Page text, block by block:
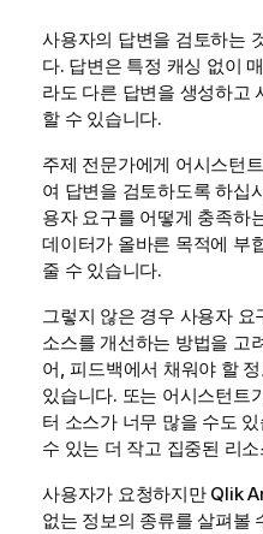
사용자의 답변을 검토하는
다. 답변은 특정 캐싱 없이
라도 다른 답변을 생성하고
할 수 있습니다.
주제 전문가에게 어시스턴
여 답변을 검토하도록 하십
용자 요구를 어떻게 충족하
데이터가 올바른 목적에 부
줄 수 있습니다.
그렇지 않은 경우 사용자
소스를 개선하는 방법을 고
어, 피드백에서 채워야 할
있습니다. 또는 어시스턴트
터 소스가 너무 많을 수도
수 있는 더 작고 집중된 리
사용자가 요청하지만 Qlik
없는 정보의 종류를 살펴볼